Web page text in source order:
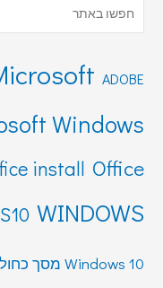
ADOBE
Windows
Office
install
WINDOWS
Windows 10 מסך כחול